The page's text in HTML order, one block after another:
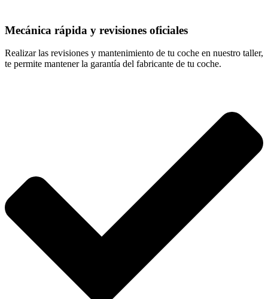
Mecánica rápida y revisiones oficiales
Realizar las revisiones y mantenimiento de tu coche en nuestro taller,
te permite mantener la garantía del fabricante de tu coche.